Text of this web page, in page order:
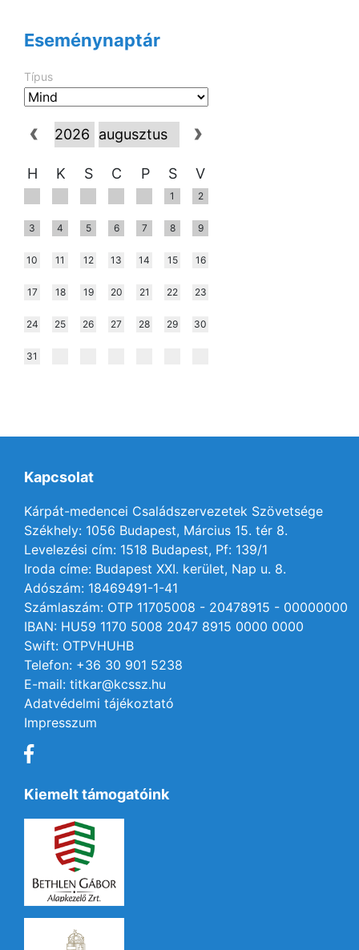
Eseménynaptár
Típus
H K S C P S V
1 2
3 4 5 6 7 8 9
10 11 12 13 14 15 16
17 18 19 20 21 22 23
24 25 26 27 28 29 30
31
Kapcsolat
Kárpát-medencei Családszervezetek Szövetsége
Székhely: 1056 Budapest, Március 15. tér 8.
Levelezési cím: 1518 Budapest, Pf: 139/1
Iroda címe: Budapest XXI. kerület, Nap u. 8.
Adószám: 18469491-1-41
Számlaszám: OTP 11705008 - 20478915 - 00000000
IBAN: HU59 1170 5008 2047 8915 0000 0000
Swift: OTPVHUHB
Telefon: +36 30 901 5238
E-mail: titkar@kcssz.hu
Adatvédelmi tájékoztató
Impresszum
Kiemelt támogatóink